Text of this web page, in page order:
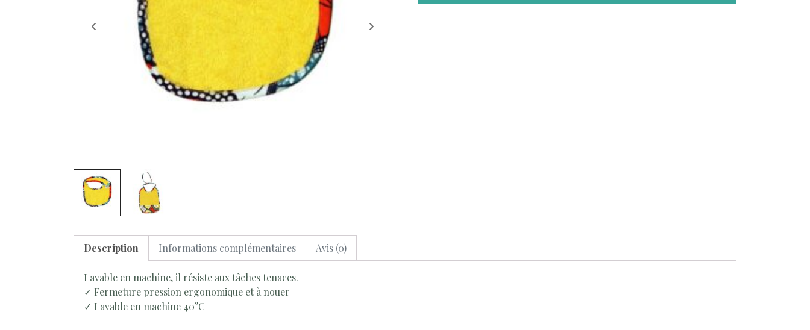
Description Informations complémentaires Avis (0)
Lavable en machine, il résiste aux tâches tenaces.
✓ Fermeture pression ergonomique et à nouer
✓ Lavable en machine 40°C